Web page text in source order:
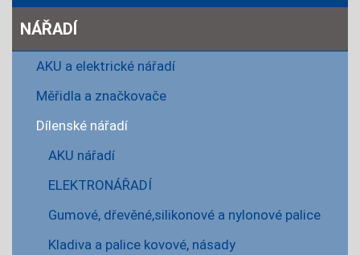
NÁŘADÍ
AKU a elektrické nářadí
Měřidla a značkovače
Dílenské nářadí
AKU nářadí
ELEKTRONÁŘADÍ
Gumové, dřevěné,silikonové a nylonové palice
Kladiva a palice kovové, násady